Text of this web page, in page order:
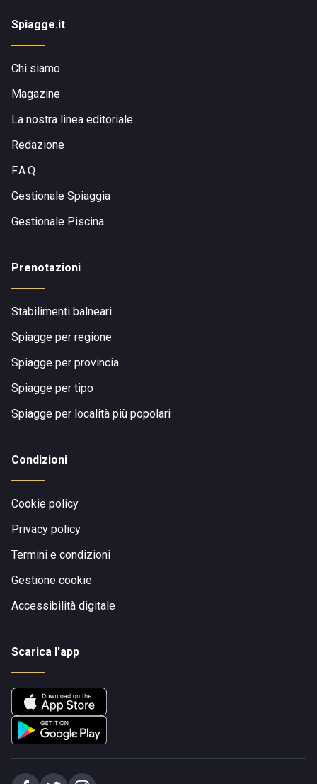
Spiagge.it
Chi siamo
Magazine
La nostra linea editoriale
Redazione
F.A.Q.
Gestionale Spiaggia
Gestionale Piscina
Prenotazioni
Stabilimenti balneari
Spiagge per regione
Spiagge per provincia
Spiagge per tipo
Spiagge per località più popolari
Condizioni
Cookie policy
Privacy policy
Termini e condizioni
Gestione cookie
Accessibilità digitale
Scarica l'app